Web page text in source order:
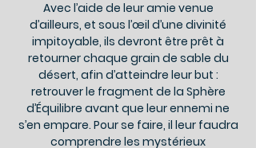
Avec l’aide de leur amie venue
d’ailleurs, et sous l’œil d’une divinité
impitoyable, ils devront être prêt à
retourner chaque grain de sable du
désert, afin d’atteindre leur but :
retrouver le fragment de la Sphère
d’Équilibre avant que leur ennemi ne
s’en empare. Pour se faire, il leur faudra
comprendre les mystérieux